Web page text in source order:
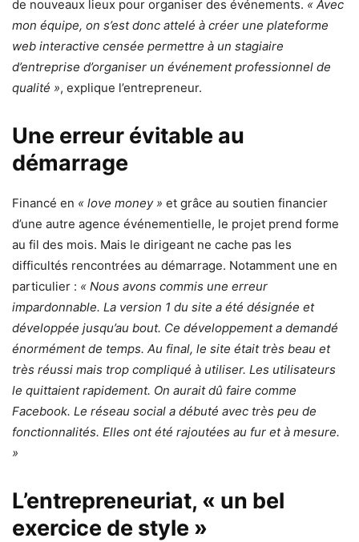
de nouveaux lieux pour organiser des événements. « Avec
mon équipe, on s’est donc attelé à créer une plateforme
web interactive censée permettre à un stagiaire
d’entreprise d’organiser un événement professionnel de
qualité », explique l’entrepreneur.
Une erreur évitable au
démarrage
Financé en « love money » et grâce au soutien financier
d’une autre agence événementielle, le projet prend forme
au fil des mois. Mais le dirigeant ne cache pas les
difficultés rencontrées au démarrage. Notamment une en
particulier : « Nous avons commis une erreur
impardonnable. La version 1 du site a été désignée et
développée jusqu’au bout. Ce développement a demandé
énormément de temps. Au final, le site était très beau et
très réussi mais trop compliqué à utiliser. Les utilisateurs
le quittaient rapidement. On aurait dû faire comme
Facebook. Le réseau social a débuté avec très peu de
fonctionnalités. Elles ont été rajoutées au fur et à mesure.
»
L’entrepreneuriat, « un bel
exercice de style »